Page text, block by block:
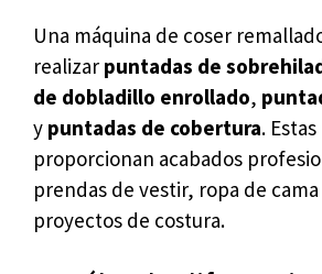
Una máquina de coser
realizar puntadas de
de dobladillo enrollado,
y puntadas de cobertura.
proporcionan acabados
prendas de vestir, ropa de
proyectos de costura.